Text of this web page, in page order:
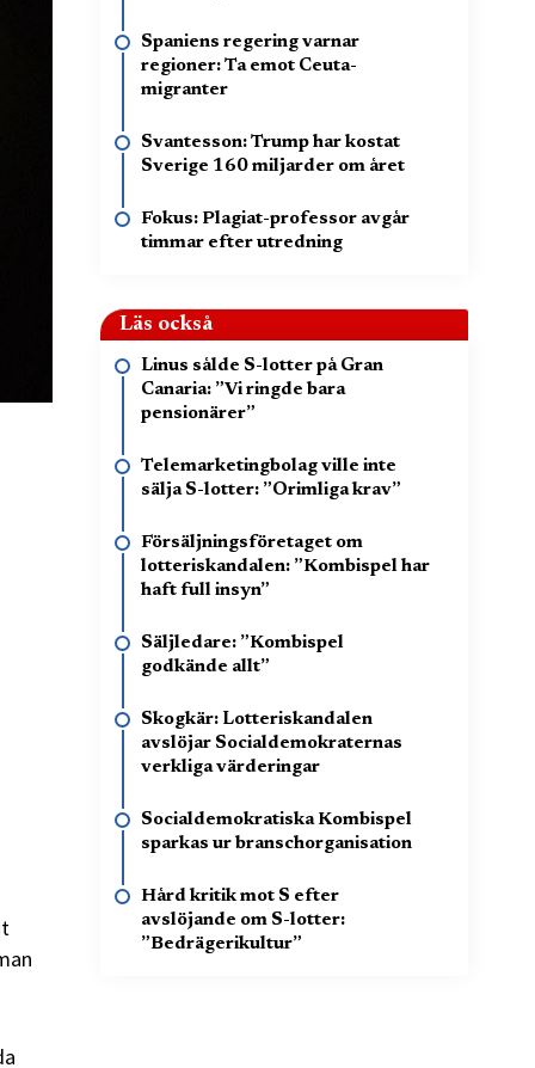
Spaniens regering varnar
regioner: Ta emot Ceuta-
migranter
Svantesson: Trump har kostat
Sverige 160 miljarder om året
Fokus: Plagiat-professor avgår
timmar efter utredning
Läs också
Linus sålde S-lotter på Gran
Canaria: ”Vi ringde bara
pensionärer”
Telemarketingbolag ville inte
sälja S-lotter: ”Orimliga krav”
Försäljningsföretaget om
lotteriskandalen: ”Kombispel har
haft full insyn”
Säljledare: ”Kombispel
godkände allt”
Skogkär: Lotteriskandalen
avslöjar Socialdemokraternas
verkliga värderingar
Socialdemokratiska Kombispel
sparkas ur branschorganisation
Hård kritik mot S efter
avslöjande om S-lotter:
”Bedrägerikultur”